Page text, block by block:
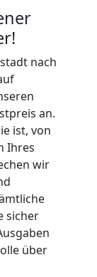
nach
an.
ist, von
Ihres
wir
sicher
über